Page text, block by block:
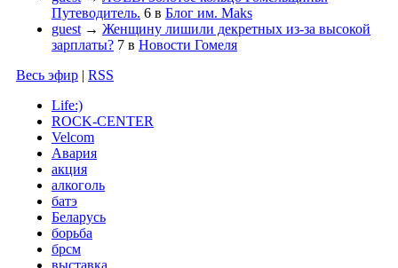
Путеводитель. 6 в Блог им. Maks
guest → Женщину лишили декретных из-за высокой
зарплаты? 7 в Новости Гомеля
Весь эфир | RSS
Life:)
ROCK-CENTER
Velcom
Авария
акция
алкоголь
батэ
Беларусь
борьба
брсм